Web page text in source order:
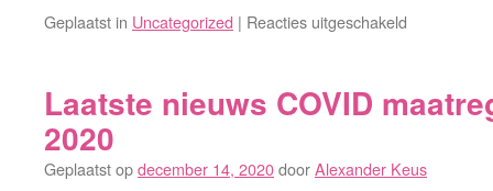
Geplaatst in Uncategorized | Reacties uitgeschakeld
Laatste nieuws COVID
2020
Geplaatst opdecember 14, 2020doorAlexander Keus